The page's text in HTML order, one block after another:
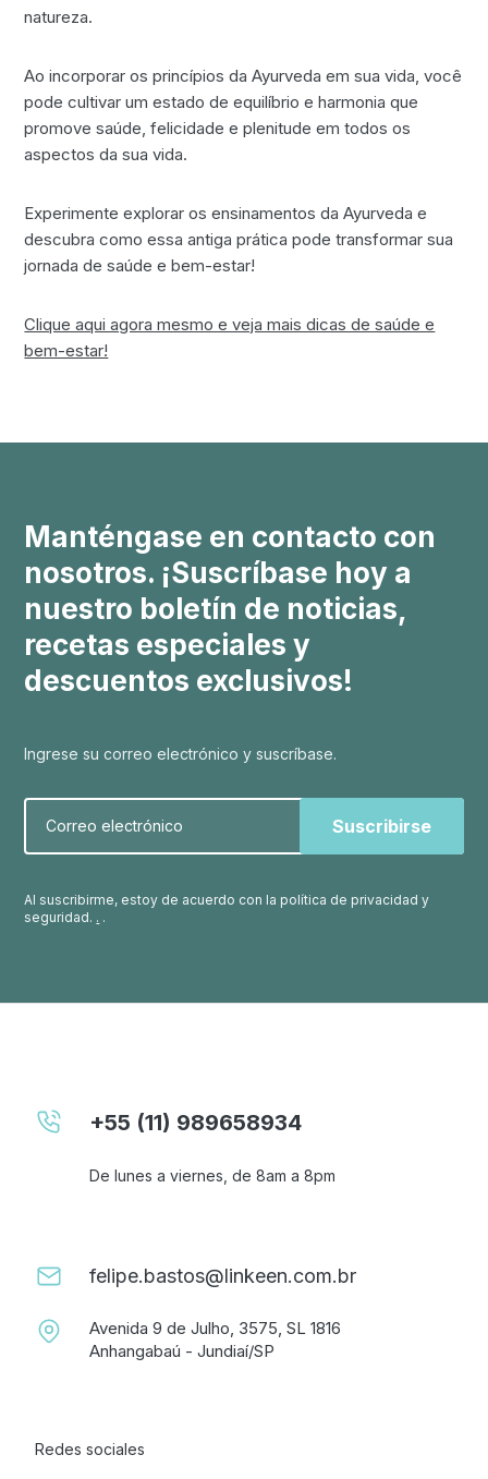
natureza.
Ao incorporar os princípios da Ayurveda em sua vida, você
pode cultivar um estado de equilíbrio e harmonia que
promove saúde, felicidade e plenitude em todos os
aspectos da sua vida.
Experimente explorar os ensinamentos da Ayurveda e
descubra como essa antiga prática pode transformar sua
jornada de saúde e bem-estar!
Clique aqui agora mesmo e veja mais dicas de saúde e
bem-estar!
Manténgase en contacto con
nosotros. ¡Suscríbase hoy a
nuestro boletín de noticias,
recetas especiales y
descuentos exclusivos!
Ingrese su correo electrónico y suscríbase.
Correo electrónico
Al suscribirme, estoy de acuerdo con la política de privacidad y
seguridad. . .
+55 (11) 989658934
De lunes a viernes, de 8am a 8pm
felipe.bastos@linkeen.com.br
Avenida 9 de Julho, 3575, SL 1816
Anhangabaú - Jundiaí/SP
Redes sociales